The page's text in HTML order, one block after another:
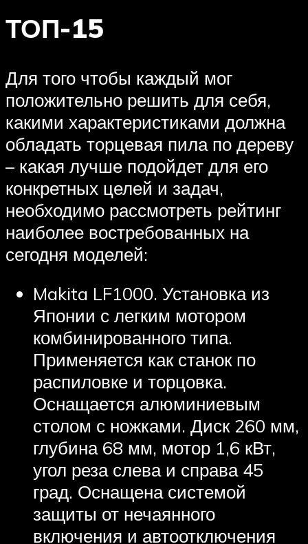
ТОП-15
Для того чтобы каждый мог
положительно решить для себя,
какими характеристиками должна
обладать торцевая пила по дереву
– какая лучше подойдет для его
конкретных целей и задач,
необходимо рассмотреть рейтинг
наиболее востребованных на
сегодня моделей:
Makita LF1000. Установка из
Японии с легким мотором
комбинированного типа.
Применяется как станок по
распиловке и торцовка.
Оснащается алюминиевым
столом с ножками. Диск 260 мм,
глубина 68 мм, мотор 1,6 кВт,
угол реза слева и справа 45
град. Оснащена системой
защиты от нечаянного
включения и автоотключения